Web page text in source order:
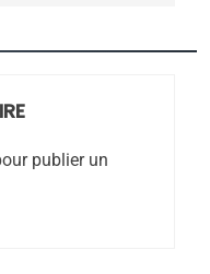
publier un
contre